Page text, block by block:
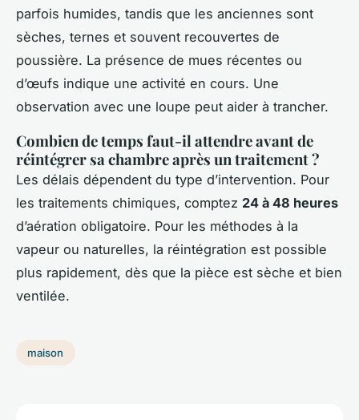
parfois humides, tandis que les anciennes sont
sèches, ternes et souvent recouvertes de
poussière. La présence de mues récentes ou
d’œufs indique une activité en cours. Une
observation avec une loupe peut aider à trancher.
Combien de temps faut-il attendre avant de
réintégrer sa chambre après un traitement ?
Les délais dépendent du type d’intervention. Pour
les traitements chimiques, comptez 24 à 48 heures
d’aération obligatoire. Pour les méthodes à la
vapeur ou naturelles, la réintégration est possible
plus rapidement, dès que la pièce est sèche et bien
ventilée.
maison